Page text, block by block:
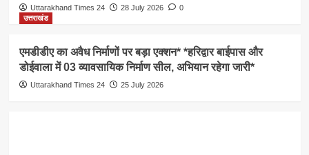
Uttarakhand Times 24 28 July 2026
0
उत्तराखंड
एमडीडीए का अवैध निर्माणों पर बड़ा एक्शन* *हरिद्वार बाईपास और
डोईवाला में 03 व्यावसायिक निर्माण सील, अभियान रहेगा जारी*
Uttarakhand Times 24 25 July 2026